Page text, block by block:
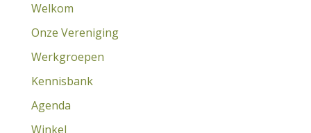
Welkom
Onze Vereniging
Werkgroepen
Kennisbank
Agenda
Winkel